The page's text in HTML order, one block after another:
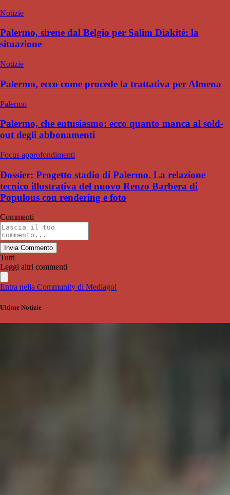
Notizie
Palermo, sirene dal Belgio per Salim Diakité: la
situazione
Notizie
Palermo, ecco come procede la trattativa per Almena
Palermo
Palermo, che entusiasmo: ecco quanto manca al sold-
out degli abbonamenti
Focus approfondimenti
Dossier: Progetto stadio di Palermo. La relazione
tecnico illustrativa del nuovo Renzo Barbera di
Populous con rendering e foto
Commenti
Invia Commento
Tutti
Leggi altri commenti
Entra nella Community di Mediagol
Ultime Notizie